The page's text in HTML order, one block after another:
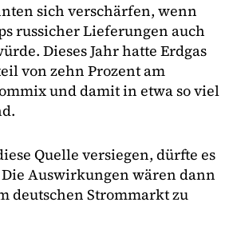
sich verschärfen, wenn
russicher Lieferungen auch
Dieses Jahr hatte Erdgas
von zehn Prozent am
und damit in etwa so viel
Quelle versiegen, dürfte es
Auswirkungen wären dann
deutschen Strommarkt zu